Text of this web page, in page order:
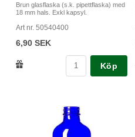
Brun glasflaska (s.k. pipettflaska) med
18 mm hals. Exkl kapsyl.
Art nr. 50540400
6,90 SEK
Köp